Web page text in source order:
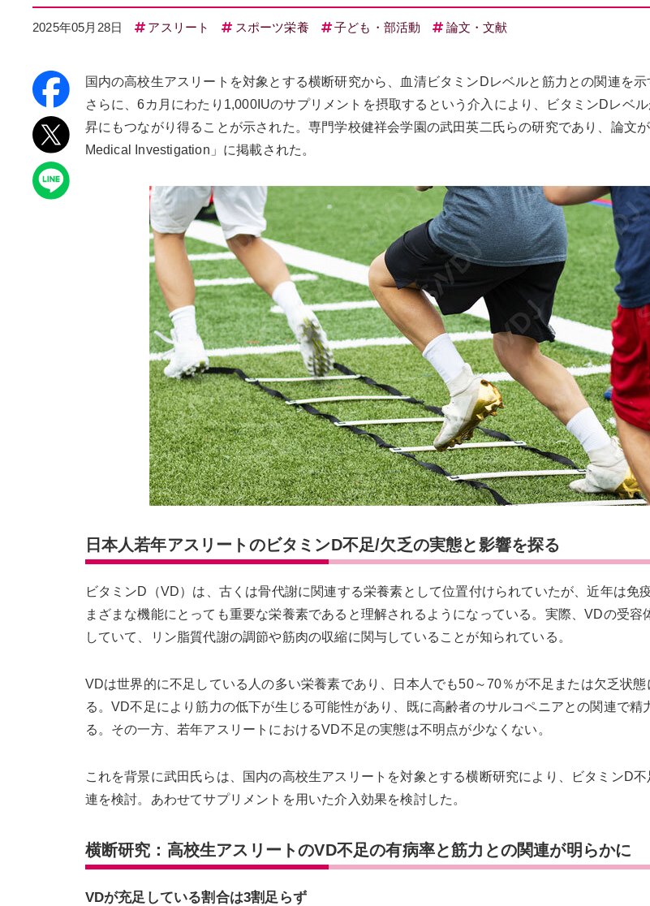
2025年05月28日 アスリート スポーツ栄養 子ども・部活動 論文・文献
国内の高校生アスリートを対象とする横断研究から、血清ビタミンDレベルと筋力との関連を示
さらに、6カ月にわたり1,000IUのサプリメントを摂取するという介入により、ビタミンDレベ
昇にもつながり得ることが示された。専門学校健祥会学園の武田英二氏らの研究であり、論文
Medical Investigation」に掲載された。
日本人若年アスリートのビタミンD不足/欠乏の実態と影響を探る
ビタミンD（VD）は、古くは骨代謝に関連する栄養素として位置付けられていたが、近年は免
まざまな機能にとっても重要な栄養素であると理解されるようになっている。実際、VDの受容
していて、リン脂質代謝の調節や筋肉の収縮に関与していることが知られている。
VDは世界的に不足している人の多い栄養素であり、日本人でも50～70％が不足または欠乏状
る。VD不足により筋力の低下が生じる可能性があり、既に高齢者のサルコペニアとの関連で精
る。その一方、若年アスリートにおけるVD不足の実態は不明点が少なくない。
これを背景に武田氏らは、国内の高校生アスリートを対象とする横断研究により、ビタミンD
連を検討。あわせてサプリメントを用いた介入効果を検討した。
横断研究：高校生アスリートのVD不足の有病率と筋力との関連が明らかに
VDが充足している割合は3割足らず